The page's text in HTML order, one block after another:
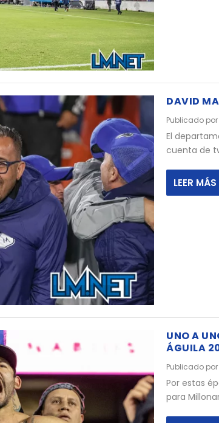
DAVID
Publicado por
El
cuenta de
LEER MÁS
UNO A
ÁGUILA
Publicado por
Por estas
para